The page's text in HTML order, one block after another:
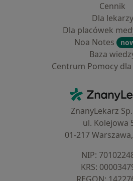
Cennik
Dla lekarzy
Dla placówek
Noa Notes
Baza
Centrum Pomocy
ZnanyLekarz
ul. Kolejowa
01-217
NIP:
KRS: